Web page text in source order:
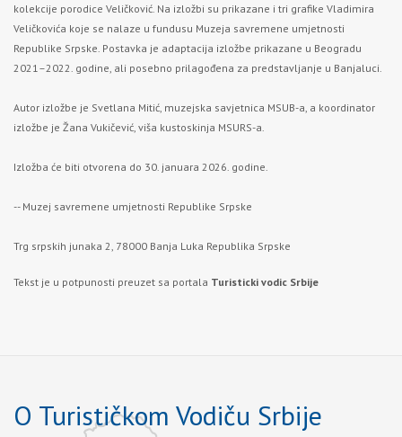
kolekcije porodice Veličković. Na izložbi su prikazane i tri grafike Vladimira
Veličkovića koje se nalaze u fundusu Muzeja savremene umjetnosti
Republike Srpske. Postavka je adaptacija izložbe prikazane u Beogradu
2021–2022. godine, ali posebno prilagođena za predstavljanje u Banjaluci.
Autor izložbe je Svetlana Mitić, muzejska savjetnica MSUB-a, a koordinator
izložbe je Žana Vukičević, viša kustoskinja MSURS-a.
Izložba će biti otvorena do 30. januara 2026. godine.
-- Muzej savremene umjetnosti Republike Srpske
Trg srpskih junaka 2, 78000 Banja Luka Republika Srpske
Tekst je u potpunosti preuzet sa portala Turisticki vodic Srbije
O Turističkom Vodiču Srbije